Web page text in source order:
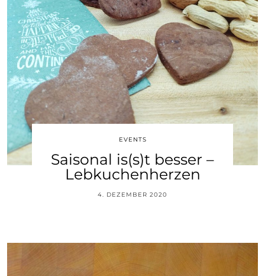
EVENTS
Saisonal is(s)t besser –
Lebkuchenherzen
4. DEZEMBER 2020